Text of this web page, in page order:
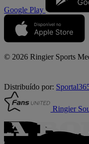
Google Play
© 2026 Ringier Sports
Distribuído por:
Ringier